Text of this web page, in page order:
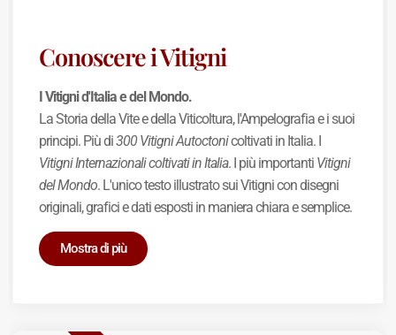
Conoscere i Vitigni
I Vitigni d'Italia e del Mondo.
La Storia della Vite e della Viticoltura, l'Ampelografia e i suoi
principi. Più di300 Vitigni Autoctonicoltivati in Italia. I
Vitigni Internazionali coltivati in Italia. I più importanti Vitigni
del Mondo. L'unico testo illustrato sui Vitigni con disegni
originali, grafici e dati esposti in maniera chiara e semplice.
Mostra di più